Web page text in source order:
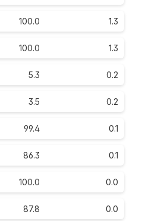
100.0 1.3
100.0 1.3
5.3 0.2
3.5 0.2
99.4 0.1
86.3 0.1
100.0 0.0
87.8 0.0